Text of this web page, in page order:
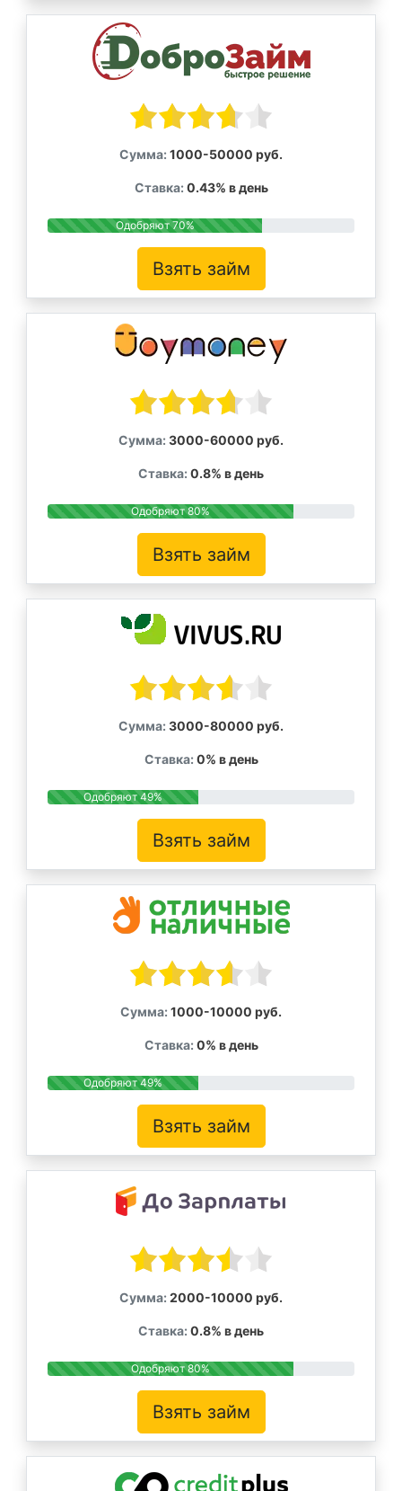
Сумма: 1000-50000 руб.
Ставка: 0.43% в день
Одобряют 70%
Взять займ
Сумма: 3000-60000 руб.
Ставка: 0.8% в день
Одобряют 80%
Взять займ
Сумма: 3000-80000 руб.
Ставка: 0% в день
Одобряют 49%
Взять займ
Сумма: 1000-10000 руб.
Ставка: 0% в день
Одобряют 49%
Взять займ
Сумма: 2000-10000 руб.
Ставка: 0.8% в день
Одобряют 80%
Взять займ